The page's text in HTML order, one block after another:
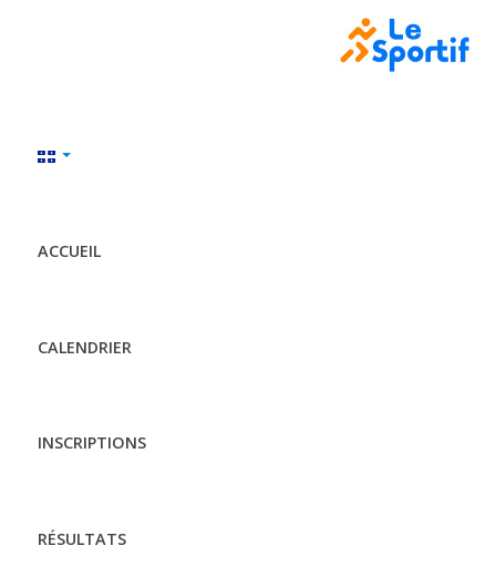
ACCUEIL
CALENDRIER
INSCRIPTIONS
RÉSULTATS